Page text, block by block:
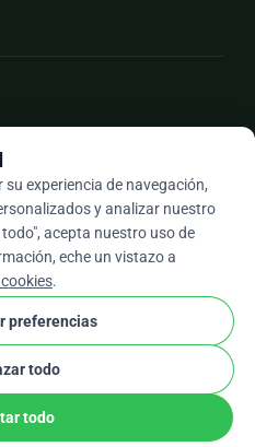
de 500 reseñas
y cookies
check Socio Verificado
experiencia de navegación,
y analizar nuestro
acepta nuestro uso de
eche un vistazo a
.
preferencias
todo
todo